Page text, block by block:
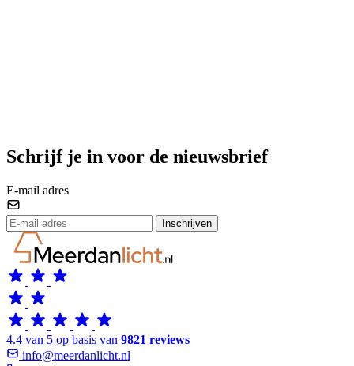
Schrijf je in voor de nieuwsbrief
E-mail adres
Inschrijven
4.4 van 5 op basis van 9821 reviews
info@meerdanlicht.nl